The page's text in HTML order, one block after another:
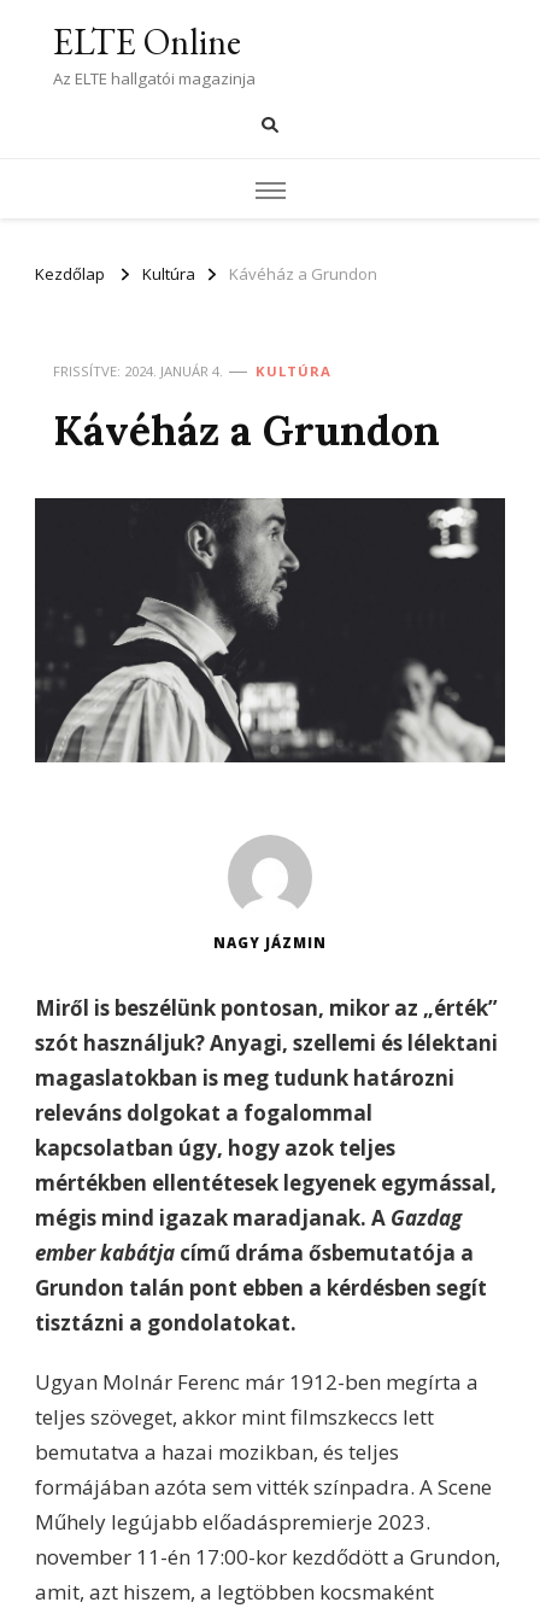
ELTE Online
Az ELTE hallgatói magazinja
Kezdőlap Kultúra Kávéház a Grundon
FRISSÍTVE: 2024. JANUÁR 4. KULTÚRA
Kávéház a Grundon
NAGY JÁZMIN
Miről is beszélünk pontosan, mikor az „érték”
szót használjuk? Anyagi, szellemi és lélektani
magaslatokban is meg tudunk határozni
releváns dolgokat a fogalommal
kapcsolatban úgy, hogy azok teljes
mértékben ellentétesek legyenek egymással,
mégis mind igazak maradjanak. A Gazdag
ember kabátja című dráma ősbemutatója a
Grundon talán pont ebben a kérdésben segít
tisztázni a gondolatokat.
Ugyan Molnár Ferenc már 1912-ben megírta a
teljes szöveget, akkor mint filmszkeccs lett
bemutatva a hazai mozikban, és teljes
formájában azóta sem vitték színpadra. A Scene
Műhely legújabb előadáspremierje 2023.
november 11-én 17:00-kor kezdődött a Grundon,
amit, azt hiszem, a legtöbben kocsmaként